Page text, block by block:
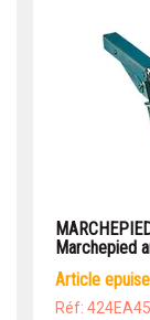
Marchepied
article epuise
Réf: